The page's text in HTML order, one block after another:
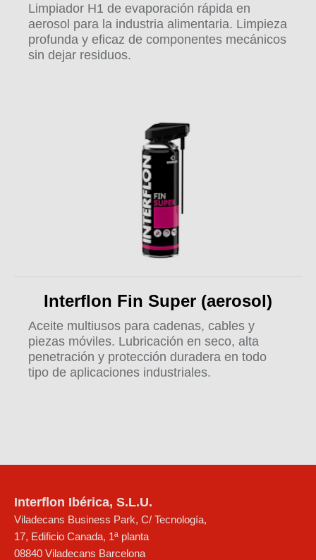
Limpiador H1 de evaporación rápida en
aerosol para la industria alimentaria. Limpieza
profunda y eficaz de componentes mecánicos
sin dejar residuos.
Interflon Fin Super (aerosol)
Aceite multiusos para cadenas, cables y
piezas móviles. Lubricación en seco, alta
penetración y protección duradera en todo
tipo de aplicaciones industriales.
Interflon Ibérica, S.L.U.
Viladecans Business Park, C/ Tecnología,
17, Edificio Canada, 1ª planta
08840 Viladecans Barcelona